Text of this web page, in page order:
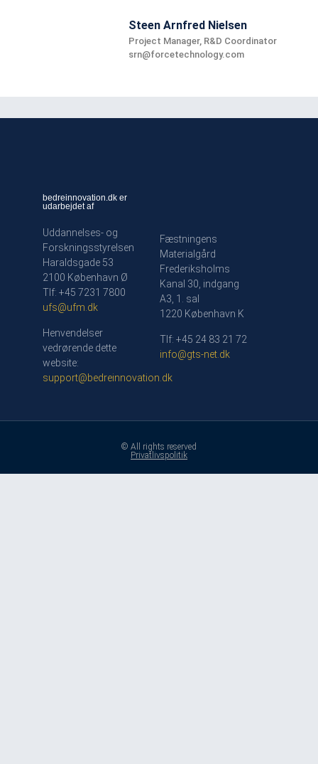
Steen Arnfred Nielsen
Project Manager, R&D Coordinator
srn@forcetechnology.com
bedreinnovation.dk er
udarbejdet af
Uddannelses- og
Forskningsstyrelsen
Haraldsgade 53
2100 København Ø
Tlf: +45 7231 7800
ufs@ufm.dk
Henvendelser
vedrørende dette
website:
support@bedreinnovation.dk
Fæstningens
Materialgård
Frederiksholms
Kanal 30, indgang
A3, 1. sal
1220 København K
Tlf: +45 24 83 21 72
info@gts-net.dk
© All rights reserved
Privatlivspolitik